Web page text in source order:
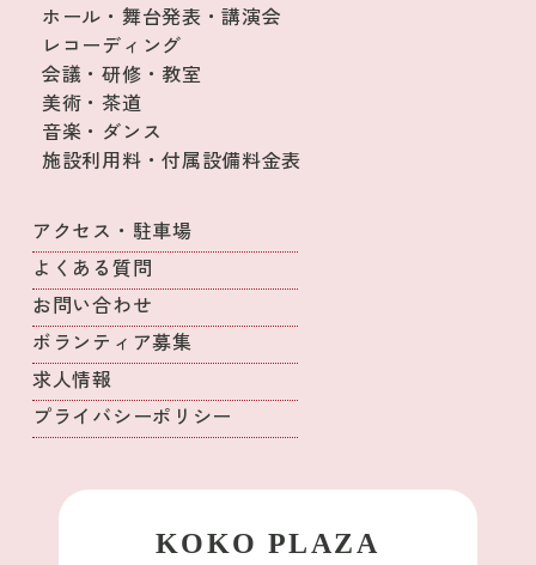
ホール・舞台発表・講演会
レコーディング
会議・研修・教室
美術・茶道
音楽・ダンス
施設利用料・付属設備料金表
アクセス・駐車場
よくある質問
お問い合わせ
ボランティア募集
求人情報
プライバシーポリシー